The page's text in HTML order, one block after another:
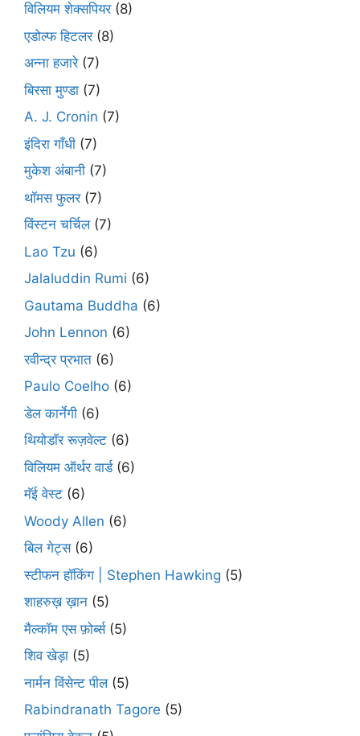
विलियम शेक्सपियर(8)
एडोल्फ हिटलर(8)
अन्ना हजारे(7)
बिरसा मुण्डा (7)
A. J. Cronin (7)
इंदिरा गाँधी (7)
मुकेश अंबानी (7)
थॉमस फुलर(7)
विंस्टन चर्चिल(7)
Lao Tzu (6)
Jalaluddin Rumi (6)
Gautama Buddha (6)
John Lennon (6)
रवीन्द्र प्रभात (6)
Paulo Coelho (6)
डेल कार्नेगी (6)
थियोडॉर रूज़वेल्ट (6)
विलियम ऑर्थर वार्ड(6)
मॅई वेस्ट (6)
Woody Allen (6)
बिल गेट्स(6)
स्टीफन हॉकिंग | Stephen Hawking (5)
शाहरुख़ ख़ान (5)
मैल्कॉम एस फ़ोर्ब्स(5)
शिव खेड़ा (5)
नार्मन विंसेन्ट पील(5)
Rabindranath Tagore (5)